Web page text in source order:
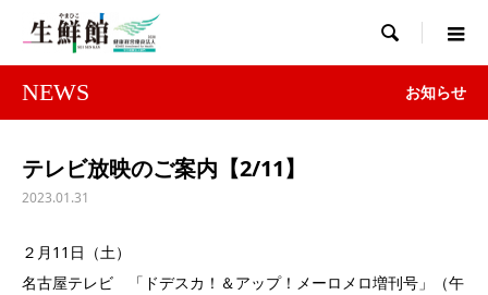

NEWS お知らせ
テレビ放映のご案内【2/11】
2023.01.31
２月11日（土）
名古屋テレビ 「ドデスカ！＆アップ！メーロメロ増刊号」（午